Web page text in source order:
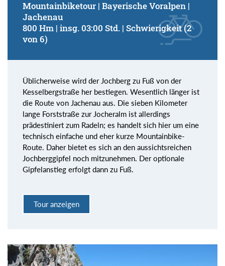
Mountainbiketour | Bayerische Voralpen |
Jachenau
800 Hm | insg. 03:00 Std. | Schwierigkeit (2
von 6)
Üblicherweise wird der Jochberg zu Fuß von der
Kesselbergstraße her bestiegen. Wesentlich länger ist
die Route von Jachenau aus. Die sieben Kilometer
lange Forststraße zur Jocheralm ist allerdings
prädestiniert zum Radeln; es handelt sich hier um eine
technisch einfache und eher kurze Mountainbike-
Route. Daher bietet es sich an den aussichtsreichen
Jochberggipfel noch mitzunehmen. Der optionale
Gipfelanstieg erfolgt dann zu Fuß.
Tour anzeigen